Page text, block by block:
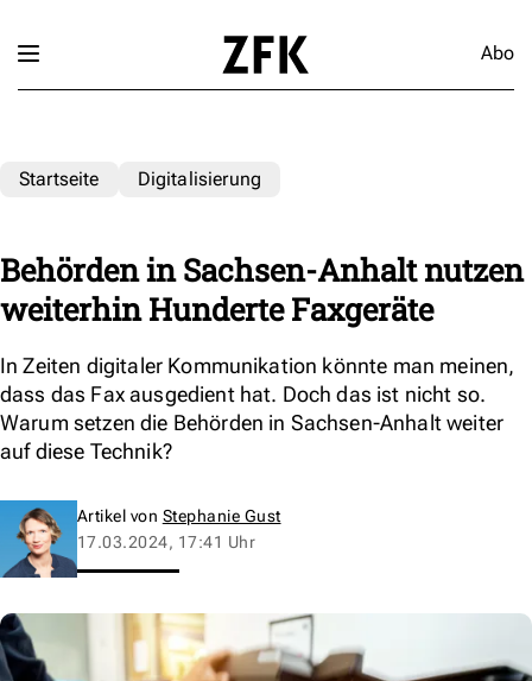
Abo
Startseite Digitalisierung
Behörden in Sachsen-Anhalt nutzen
weiterhin Hunderte Faxgeräte
In Zeiten digitaler Kommunikation könnte man meinen,
dass das Fax ausgedient hat. Doch das ist nicht so.
Warum setzen die Behörden in Sachsen-Anhalt weiter
auf diese Technik?
Artikel von Stephanie Gust
17.03.2024, 17:41 Uhr